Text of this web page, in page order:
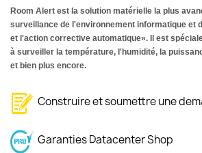
Room Alert est la solution matérielle la plus
surveillance de l'environnement informatique et
et l'action corrective automatique». Il est
à surveiller la température, l'humidité, la
et bien plus encore.
Construire et soumettre une
Garanties Datacenter Shop